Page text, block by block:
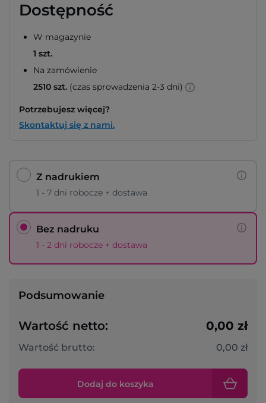
Dostępność
W magazynie
1 szt.
Na zamówienie
2510 szt. (czas sprowadzenia 2-3 dni)
Potrzebujesz więcej?
Skontaktuj się z nami.
Z nadrukiem
1 - 7 dni robocze + dostawa
Bez nadruku
1 - 2 dni robocze + dostawa
Podsumowanie
Wartość netto: 0,00 zł
Wartość brutto: 0,00 zł
Dodaj do koszyka